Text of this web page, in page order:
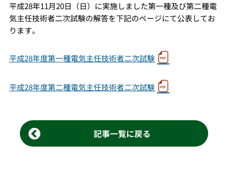
平成28年11月20日（日）に実施しました第一種及び第二種電
気主任技術者二次試験の解答を下記のページにて公表してお
ります。
平成28年度第一種電気主任技術者二次試験
平成28年度第二種電気主任技術者二次試験
記事一覧に戻る